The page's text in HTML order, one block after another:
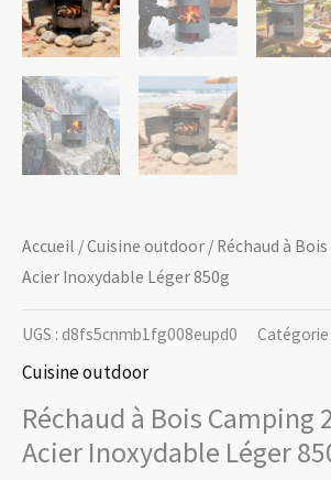
Accueil /Cuisine outdoor / Réchaud à
Acier Inoxydable Léger 850g
UGS : d8fs5cnmb1fg008eupd0 Catégorie
Cuisine outdoor
Réchaud à Bois Camping
Acier Inoxydable Léger